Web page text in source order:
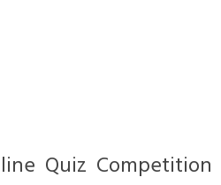
Quiz Competition